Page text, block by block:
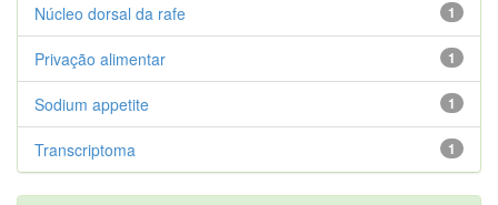
1
Núcleo dorsal da rafe
1
Privação alimentar
1
Sodium appetite
1
Transcriptoma